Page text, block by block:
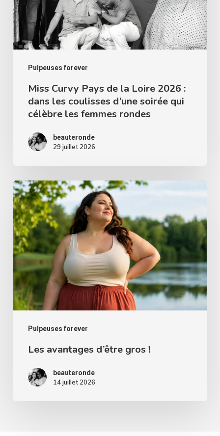
Pulpeuses forever
Loire
2026
:
dans
coulisses
d’une
soirée
célèbre
femmes
rondes
Miss Curvy Pays de la Loire 2026 :
dans les coulisses d’une soirée qui
célèbre les femmes rondes
beauteronde
29 juillet 2026
Pulpeuses forever
Les
avantages
d’être
gros
!
Les avantages d’être gros !
beauteronde
14 juillet 2026